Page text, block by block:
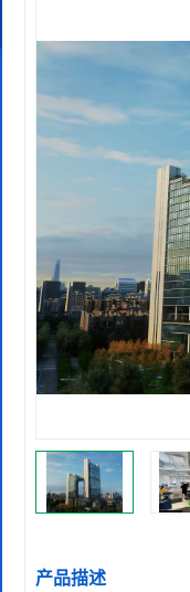
产品描述